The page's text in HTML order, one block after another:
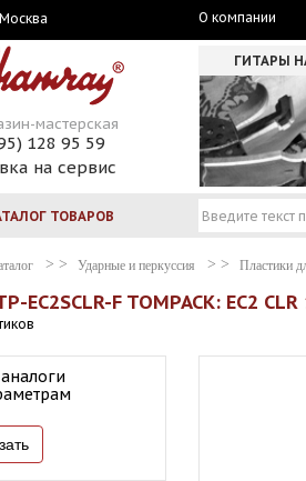
Москва О компании
мастерская
128 95 59
на сервис
ГИТАРЫ
ТОВАРОВ
Ударные и перкуссия Пластики
EC2SCLR-F TOMPACK: EC2